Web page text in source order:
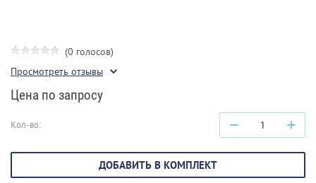
(0 голосов)
Просмотреть отзывы
Цена по запросу
Кол-во: − +
ДОБАВИТЬ В КОМПЛЕКТ